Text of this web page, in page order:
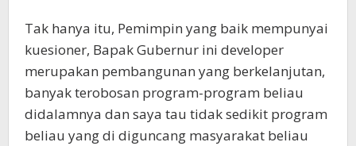
Tak hanya itu, Pemimpin yang baik mempunyai
kuesioner, Bapak Gubernur ini developer
merupakan pembangunan yang berkelanjutan,
banyak terobosan program-program beliau
didalamnya dan saya tau tidak sedikit program
beliau yang di diguncang masyarakat beliau